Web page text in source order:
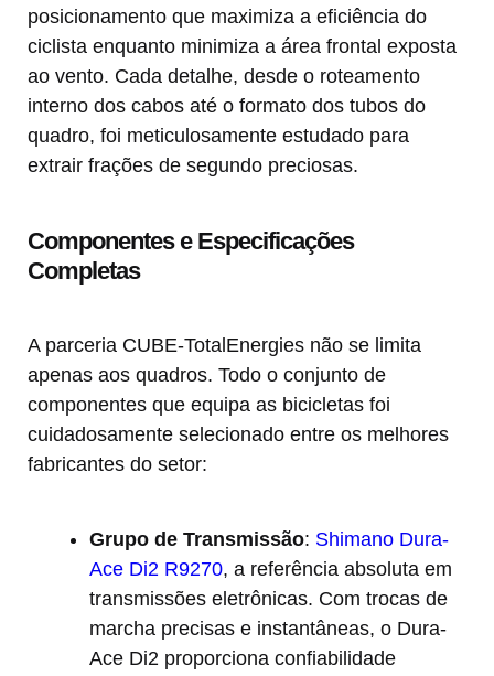
posicionamento que maximiza a eficiência do
ciclista enquanto minimiza a área frontal exposta
ao vento. Cada detalhe, desde o roteamento
interno dos cabos até o formato dos tubos do
quadro, foi meticulosamente estudado para
extrair frações de segundo preciosas.
Componentes e Especificações
Completas
A parceria CUBE-TotalEnergies não se limita
apenas aos quadros. Todo o conjunto de
componentes que equipa as bicicletas foi
cuidadosamente selecionado entre os melhores
fabricantes do setor:
Grupo de Transmissão: Shimano Dura-
Ace Di2 R9270, a referência absoluta em
transmissões eletrônicas. Com trocas de
marcha precisas e instantâneas, o Dura-
Ace Di2 proporciona confiabilidade